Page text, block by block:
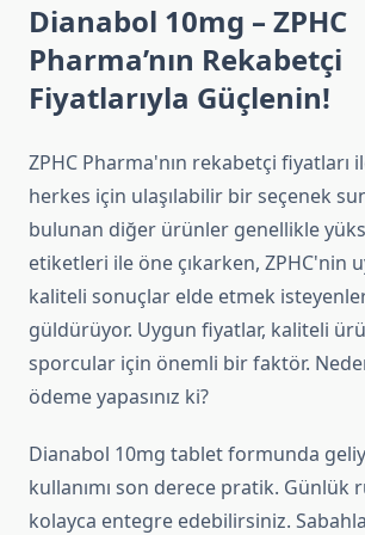
Dianabol 10mg – ZPHC
Pharma’nın Rekabetçi
Fiyatlarıyla Güçlenin!
ZPHC Pharma'nın rekabetçi fiyatları
herkes için ulaşılabilir bir seçenek
bulunan diğer ürünler genellikle
etiketleri ile öne çıkarken, ZPHC'nin
kaliteli sonuçlar elde etmek
güldürüyor. Uygun fiyatlar, kaliteli
sporcular için önemli bir faktör.
ödeme yapasınız ki?
Dianabol 10mg tablet formunda
kullanımı son derece pratik. Günlük
kolayca entegre edebilirsiniz.